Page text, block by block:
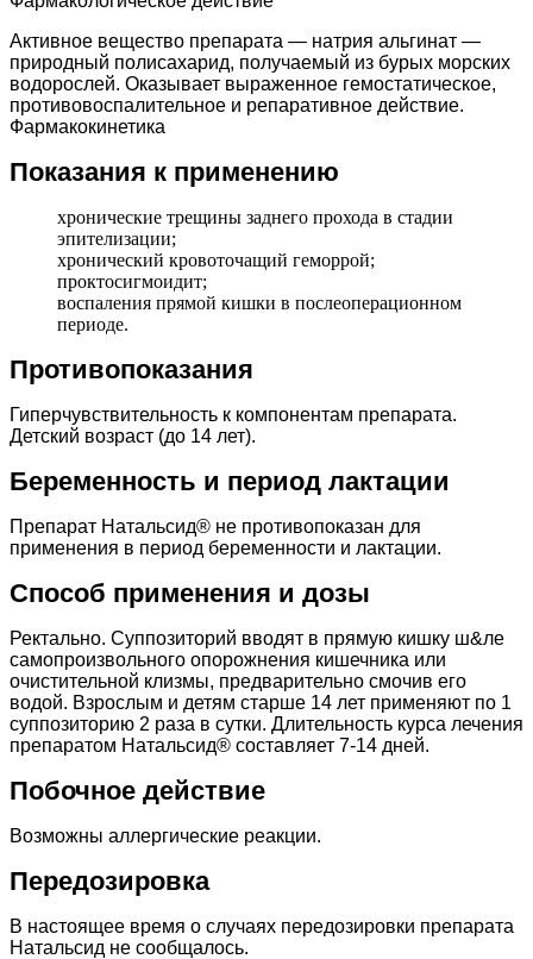
Активное вещество препарата — натрия альгинат —
природный полисахарид, получаемый из бурых морских
водорослей. Оказывает выраженное гемостатическое,
противовоспалительное и репаративное действие.
Фармакокинетика
Показания к применению
хронические трещины заднего прохода в стадии
эпителизации;
хронический кровоточащий геморрой;
проктосигмоидит;
воспаления прямой кишки в послеоперационном
периоде.
Противопоказания
Гиперчувствительность к компонентам препарата.
Детский возраст (до 14 лет).
Беременность и период лактации
Препарат Натальсид® не противопоказан для
применения в период беременности и лактации.
Способ применения и дозы
Ректально. Суппозиторий вводят в прямую кишку ш&ле
самопроизвольного опорожнения кишечника или
очистительной клизмы, предварительно смочив его
водой. Взрослым и детям старше 14 лет применяют по 1
суппозиторию 2 раза в сутки. Длительность курса лечения
препаратом Натальсид® составляет 7-14 дней.
Побочное действие
Возможны аллергические реакции.
Передозировка
В настоящее время о случаях передозировки препарата
Натальсид не сообщалось.